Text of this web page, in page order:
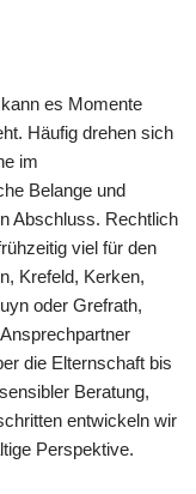
es Momente
Häufig drehen sich
im
Belange und
Abschluss. Rechtlich
viel für den
Krefeld, Kerken,
oder Grefrath,
die Elternschaft bis
Beratung,
entwickeln wir
Perspektive.